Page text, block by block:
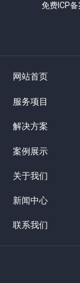
免费ICP
网站首页
服务项目
解决方案
案例展示
关于我们
新闻中心
联系我们